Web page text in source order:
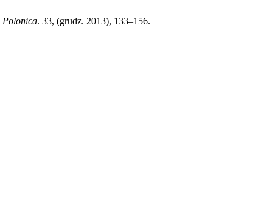
Polonica. 33, (grudz. 2013), 133–156.